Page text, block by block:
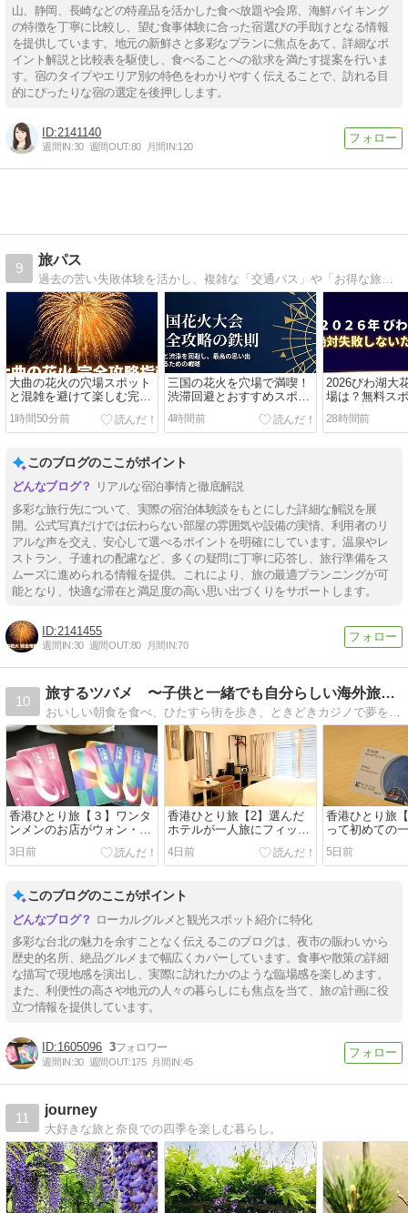
山、静岡、長崎などの特産品を活かした食べ放題や会席、海鮮バイキング
の特徴を丁寧に比較し、望む食事体験に合った宿選びの手助けとなる情報
を提供しています。地元の新鮮さと多彩なプランに焦点をあて、詳細なポ
イント解説と比較表を駆使し、食べることへの欲求を満たす提案を行いま
す。宿のタイプやエリア別の特色をわかりやすく伝えることで、訪れる目
的にぴったりな宿の選定を後押しします。
2141140
週間IN:30 週間OUT:80 月間IN:120
9
旅パス
過去の苦い失敗体験を活かし、複雑な「交通パス」や「お得な旅行術」を初心者向けにわかりやすく翻訳して発信中！公式情報とリアルな体験をベースに、皆様の旅行を「もっと賢く、もっと自由に」するお手伝いをします。
大曲の花火の穴場スポット
と混雑を避けて楽しむ完全
攻略ガイド
1時間50分前
三国の花火を穴場で満喫！
渋滞回避とおすすめスポッ
ト完全攻略
4時間前
2026びわ湖大
場は？無料ス
と攻略法
28時間前
このブログのここがポイント
リアルな宿泊事情と徹底解説
多彩な旅行先について、実際の宿泊体験談をもとにした詳細な解説を展
開。公式写真だけでは伝わらない部屋の雰囲気や設備の実情、利用者のリ
アルな声を交え、安心して選べるポイントを明確にしています。温泉やレ
ストラン、子連れの配慮など、多くの疑問に丁寧に応答し、旅行準備をス
ムーズに進められる情報を提供。これにより、旅の最適プランニングが可
能となり、快適な滞在と満足度の高い思い出づくりをサポートします。
2141455
週間IN:30 週間OUT:80 月間IN:70
10
旅するツバメ 〜子供と一緒でも自分らしい海外旅行を〜
おいしい朝食を食べ、ひたすら街を歩き、ときどきカジノで夢を見る。世界遺産にはあまり興味はないけど、世界遺産の前を毎日通って生活する人々の暮らしには興味津々。
香港ひとり旅【３】ワンタ
ンメンのお店がウォン・カ
ーワイ推しだった
3日前
香港ひとり旅【2】選んだ
ホテルが一人旅にフィット
しすぎた
4日前
香港ひとり旅
って初めての
にした理由
5日前
このブログのここがポイント
ローカルグルメと観光スポット紹介に特化
多彩な台北の魅力を余すことなく伝えるこのブログは、夜市の賑わいから
歴史的名所、絶品グルメまで幅広くカバーしています。食事や散策の詳細
な描写で現地感を演出し、実際に訪れたかのような臨場感を楽しめます。
また、利便性の高さや地元の人々の暮らしにも焦点を当て、旅の計画に役
立つ情報を提供しています。
1605096 3
週間IN:30 週間OUT:175 月間IN:45
11
journey
大好きな旅と奈良での四季を楽しむ暮らし。